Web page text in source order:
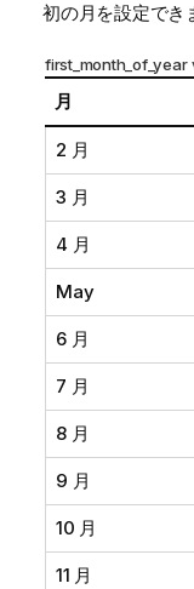
初の月を設定でき
first_month_of_year
月
2 月
3 月
4 月
May
6 月
7 月
8 月
9 月
10 月
11 月